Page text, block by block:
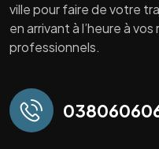
ville pour faire de votre
en arrivant à l’heure à
professionnels.